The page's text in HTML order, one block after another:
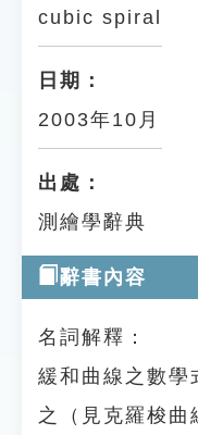
貓頭鷹博士
cubic spiral
日期：
2003年10月
出處：
測繪學辭典
辭書內容
名詞解釋：
緩和曲線之數學
之（見克羅梭